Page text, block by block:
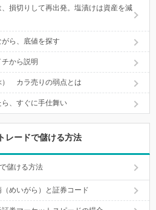
、損切りして再出発。塩漬けは資産を減
がら、底値を探す
チから説明
） カラ売りの弱点とは
、すぐに手仕舞い
ードで儲ける方法
儲ける方法
めいがら）と証券コード